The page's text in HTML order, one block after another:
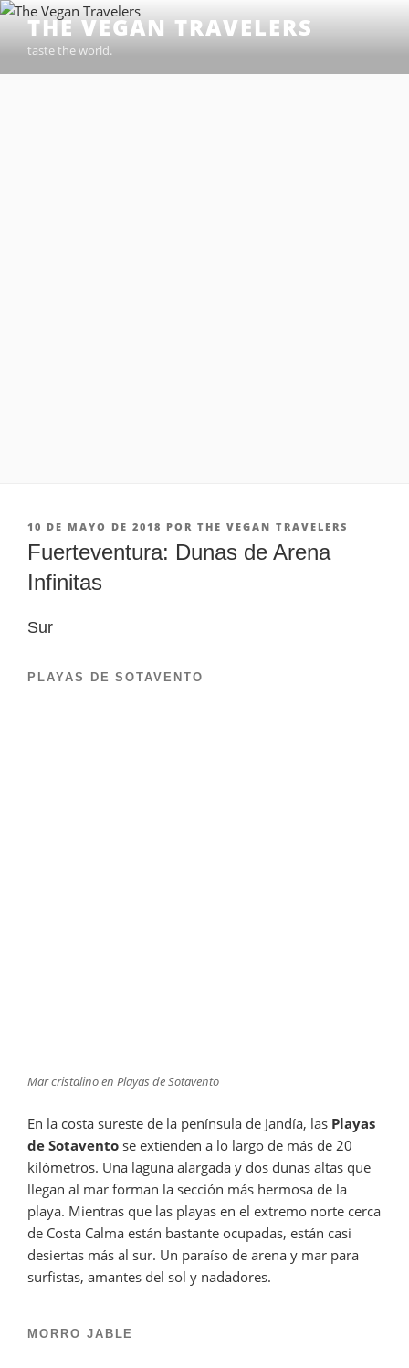
Ir
contenido
THE VEGAN TRAVELERS
taste the world.
PUBLICADO
EN
10 DE MAYO DE 2018 POR THE VEGAN TRAVELERS
Fuerteventura: Dunas de Arena
Infinitas
Sur
PLAYAS DE SOTAVENTO
Mar cristalino en Playas de Sotavento
En la costa sureste de la península de Jandía, las Playas
de Sotavento se extienden a lo largo de más de 20
kilómetros. Una laguna alargada y dos dunas altas que
llegan al mar forman la sección más hermosa de la
playa. Mientras que las playas en el extremo norte cerca
de Costa Calma están bastante ocupadas, están casi
desiertas más al sur. Un paraíso de arena y mar para
surfistas, amantes del sol y nadadores.
MORRO JABLE